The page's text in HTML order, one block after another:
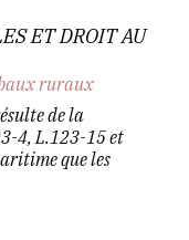
ET DROIT AU
ruraux
de la
4, L.123-15 et
que les